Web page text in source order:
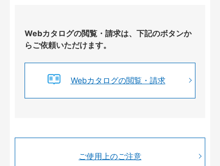
Webカタログの閲覧・請求は、下記のボタンか
らご依頼いただけます。
Webカタログの閲覧・請求
ご使用上のご注意